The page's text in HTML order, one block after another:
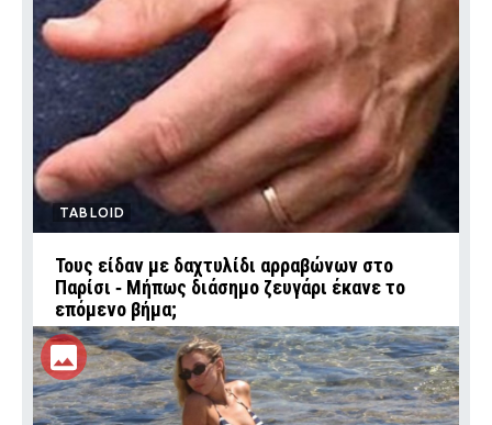
TABLOID
Τους είδαν με δαχτυλίδι αρραβώνων στο
Παρίσι ‑ Μήπως διάσημο ζευγάρι έκανε το
επόμενο βήμα;